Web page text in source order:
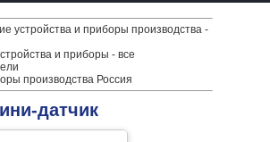
устройства и приборы производства -
и приборы - все
производства Россия
датчик